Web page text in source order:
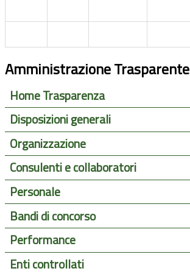
Amministrazione Trasparente
Home Trasparenza
Disposizioni generali
Organizzazione
Consulenti e collaboratori
Personale
Bandi di concorso
Performance
Enti controllati